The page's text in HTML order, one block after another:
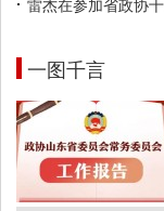
雷杰在参加省政协
一图千言